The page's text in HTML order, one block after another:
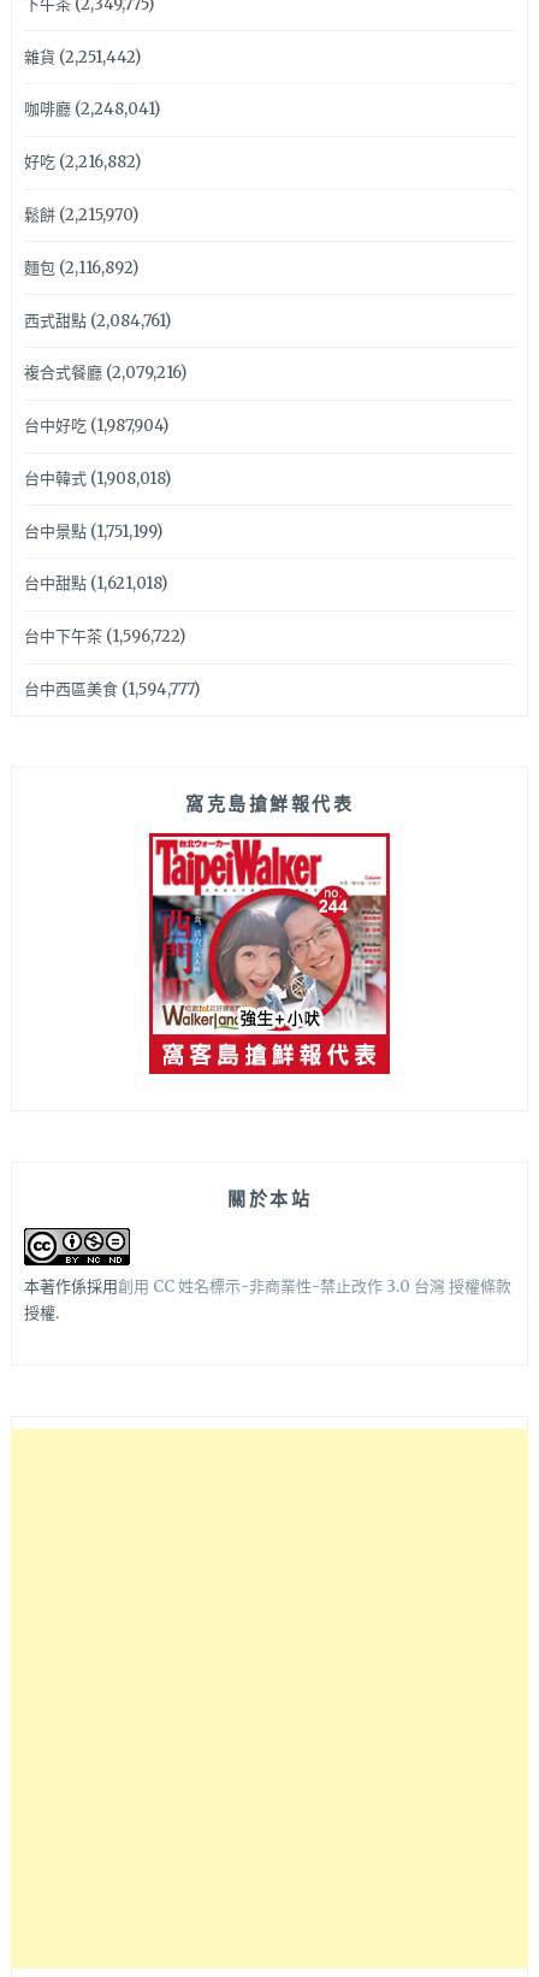
雜貨 (2,251,442)
咖啡廳(2,248,041)
好吃(2,216,882)
鬆餅(2,215,970)
麵包(2,116,892)
西式甜點(2,084,761)
複合式餐廳(2,079,216)
台中好吃(1,987,904)
台中韓式(1,908,018)
台中景點(1,751,199)
台中甜點(1,621,018)
台中下午茶(1,596,722)
台中西區美食(1,594,777)
窩克島搶鮮報代表
關於本站
本著作係採用創用 CC 姓名標示-非商業性-禁止改作 3.0 台灣 授權條款
授權.